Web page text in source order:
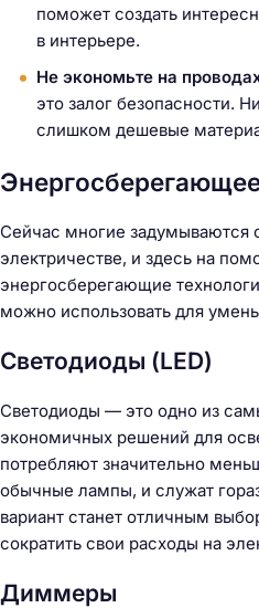
поможет создать
в интерьере.
Не экономьте на
это залог безопасности.
слишком дешевые
Сейчас многие задумываются
электричестве, и здесь на
энергосберегающие
можно использовать для
Светодиоды (LED)
Светодиоды — это одно из
экономичных решений для
потребляют значительно
обычные лампы, и служат
вариант станет отличным
сократить свои расходы на
Диммеры